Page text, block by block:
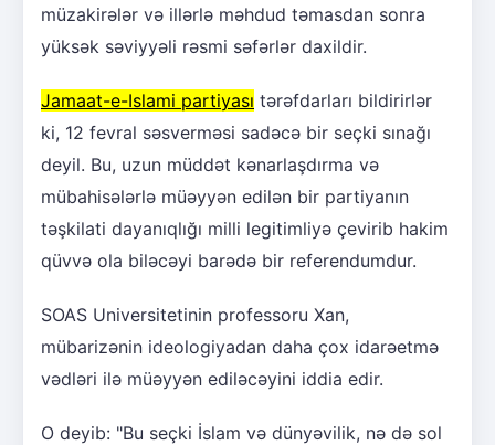
müzakirələr və illərlə məhdud təmasdan sonra
yüksək səviyyəli rəsmi səfərlər daxildir.
Jamaat-e-Islami partiyası tərəfdarları bildirirlər
ki, 12 fevral səsverməsi sadəcə bir seçki sınağı
deyil. Bu, uzun müddət kənarlaşdırma və
mübahisələrlə müəyyən edilən bir partiyanın
təşkilati dayanıqlığı milli legitimliyə çevirib hakim
qüvvə ola biləcəyi barədə bir referendumdur.
SOAS Universitetinin professoru Xan,
mübarizənin ideologiyadan daha çox idarəetmə
vədləri ilə müəyyən ediləcəyini iddia edir.
O deyib: "Bu seçki İslam və dünyəvilik, nə də sol